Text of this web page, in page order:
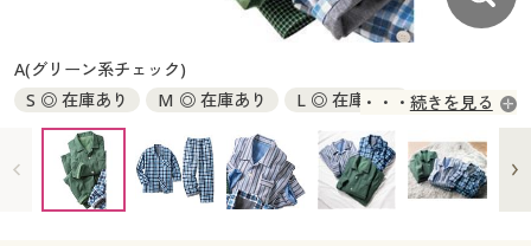
大きいサイズ 事務・制服
カタログ・チラシからのご注文
デジタルカタログ
カタログ無料プレゼント
カタログ無料プレゼント
会員メニュー
A(グリーン系チェック)
S ◎ 在庫あり
M ◎ 在庫あり
L ◎ 在庫あり
LL ◎ 在庫あり
3L ◎ 在庫あり 5L ◎ 在庫あり
続きを見る